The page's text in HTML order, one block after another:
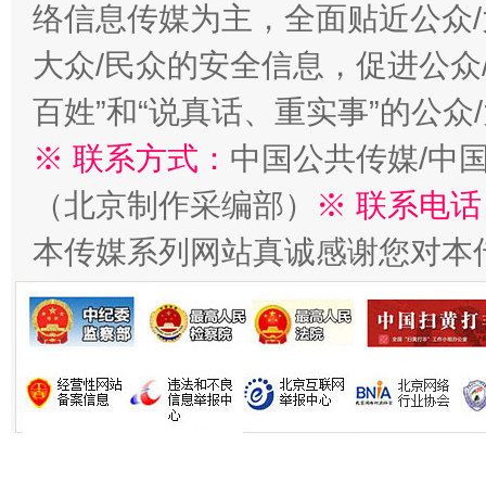
习近平的博鳌关键词
魏明亮
“刷贴”乱象丛生
生
络信息传媒为主，全面贴近公
大众/民众的安全信息，促进公
百姓”和“说真话、重实事”的公
※ 联系方式： 中国公共传媒/中
（北京制作采编部）
※ 联系电
本传媒系列网站真诚感谢您对